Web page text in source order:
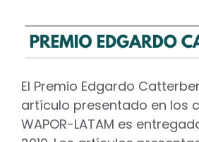
El Premio Edgardo
artículo presentado en los
WAPOR-LATAM es